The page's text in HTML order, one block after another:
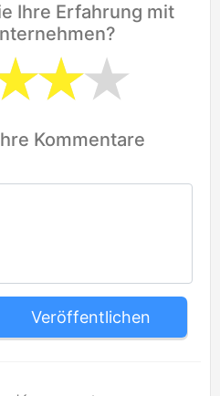
Ihre Erfahrung mit
Kommentare
Veröffentlichen